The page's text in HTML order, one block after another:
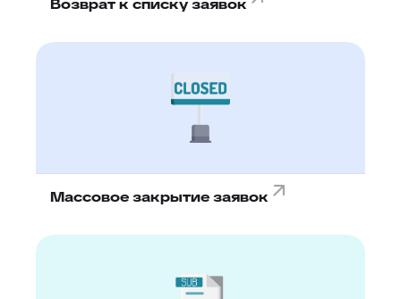
Возврат к списку заявок
Массовое закрытие заявок